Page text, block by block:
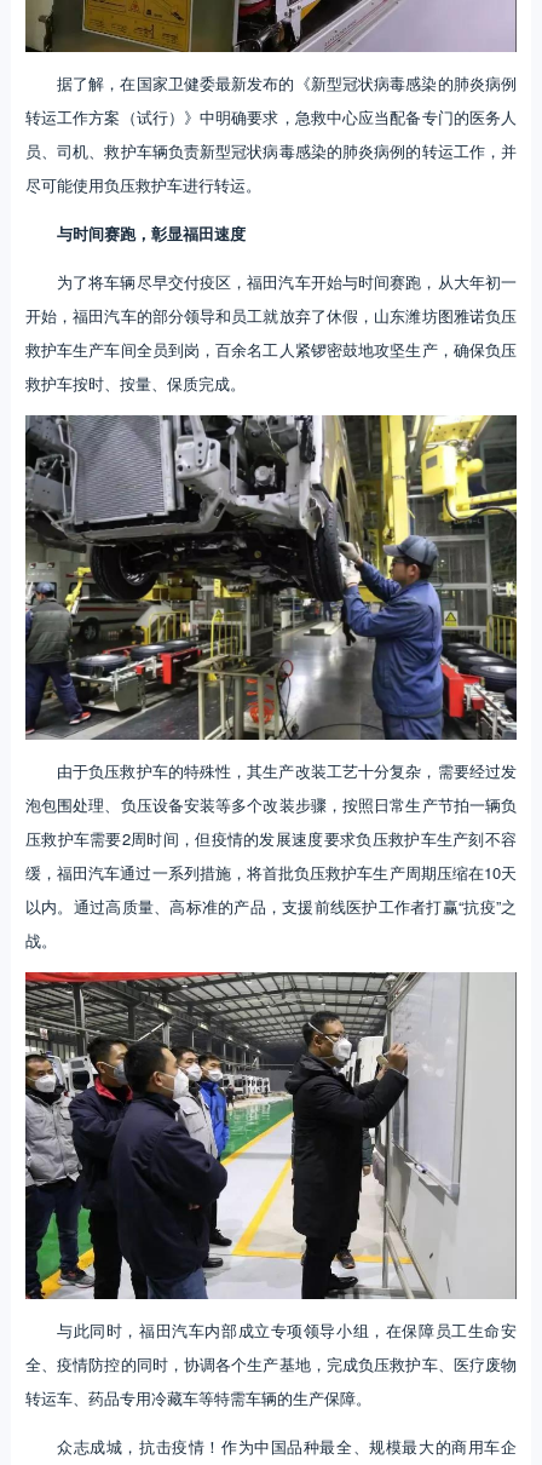
据了解，在国家卫健委最新发布的《新型冠状病毒感染的肺炎病例
转运工作方案（试行）》中明确要求，急救中心应当配备专门的医务人
员、司机、救护车辆负责新型冠状病毒感染的肺炎病例的转运工作，并
尽可能使用负压救护车进行转运。
与时间赛跑，彰显福田速度
为了将车辆尽早交付疫区，福田汽车开始与时间赛跑，从大年初一
开始，福田汽车的部分领导和员工就放弃了休假，山东潍坊图雅诺负压
救护车生产车间全员到岗，百余名工人紧锣密鼓地攻坚生产，确保负压
救护车按时、按量、保质完成。
由于负压救护车的特殊性，其生产改装工艺十分复杂，需要经过发
泡包围处理、负压设备安装等多个改装步骤，按照日常生产节拍一辆负
压救护车需要2周时间，但疫情的发展速度要求负压救护车生产刻不容
缓，福田汽车通过一系列措施，将首批负压救护车生产周期压缩在10天
以内。通过高质量、高标准的产品，支援前线医护工作者打赢“抗疫”之
战。
与此同时，福田汽车内部成立专项领导小组，在保障员工生命安
全、疫情防控的同时，协调各个生产基地，完成负压救护车、医疗废物
转运车、药品专用冷藏车等特需车辆的生产保障。
众志成城，抗击疫情！作为中国品种最全、规模最大的商用车企